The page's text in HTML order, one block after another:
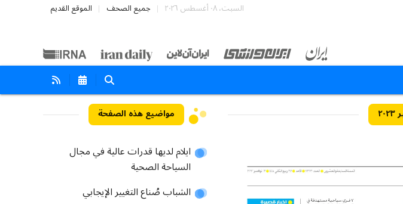
السبت، ٠٨ أغسطس ٢٠٢٦ جميع الصحف الموقع القديم
مواضيع هذه الصفحة
ايلام لديها قدرات عالية في مجال
السياحة الصحية
الشباب صُناع التغيير الإيجابي